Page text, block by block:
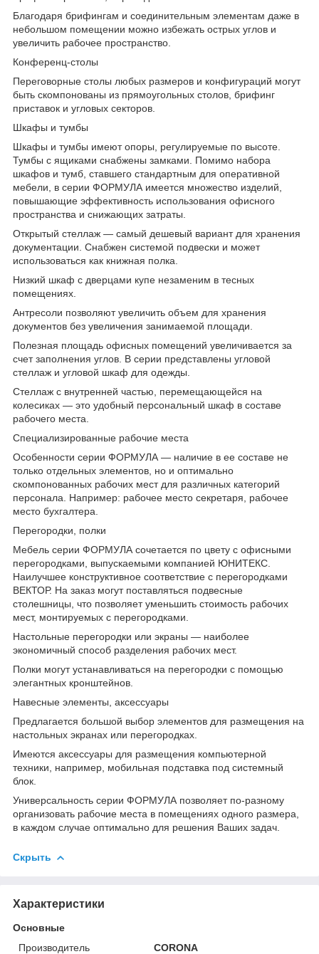
Благодаря брифингам и соединительным элементам даже в
небольшом помещении можно избежать острых углов и
увеличить рабочее пространство.
Конференц-столы
Переговорные столы любых размеров и конфигураций могут
быть скомпонованы из прямоугольных столов, брифинг
приставок и угловых секторов.
Шкафы и тумбы
Шкафы и тумбы имеют опоры, регулируемые по высоте.
Тумбы с ящиками снабжены замками. Помимо набора
шкафов и тумб, ставшего стандартным для оперативной
мебели, в серии ФОРМУЛА имеется множество изделий,
повышающие эффективность использования офисного
пространства и снижающих затраты.
Открытый стеллаж — самый дешевый вариант для хранения
документации. Снабжен системой подвески и может
использоваться как книжная полка.
Низкий шкаф с дверцами купе незаменим в тесных
помещениях.
Антресоли позволяют увеличить объем для хранения
документов без увеличения занимаемой площади.
Полезная площадь офисных помещений увеличивается за
счет заполнения углов. В серии представлены угловой
стеллаж и угловой шкаф для одежды.
Стеллаж с внутренней частью, перемещающейся на
колесиках — это удобный персональный шкаф в составе
рабочего места.
Специализированные рабочие места
Особенности серии ФОРМУЛА — наличие в ее составе не
только отдельных элементов, но и оптимально
скомпонованных рабочих мест для различных категорий
персонала. Например: рабочее место секретаря, рабочее
место бухгалтера.
Перегородки, полки
Мебель серии ФОРМУЛА сочетается по цвету с офисными
перегородками, выпускаемыми компанией ЮНИТЕКС.
Наилучшее конструктивное соответствие с перегородками
ВЕКТОР. На заказ могут поставляться подвесные
столешницы, что позволяет уменьшить стоимость рабочих
мест, монтируемых с перегородками.
Настольные перегородки или экраны — наиболее
экономичный способ разделения рабочих мест.
Полки могут устанавливаться на перегородки с помощью
элегантных кронштейнов.
Навесные элементы, аксессуары
Предлагается большой выбор элементов для размещения на
настольных экранах или перегородках.
Имеются аксессуары для размещения компьютерной
техники, например, мобильная подставка под системный
блок.
Универсальность серии ФОРМУЛА позволяет по-разному
организовать рабочие места в помещениях одного размера,
в каждом случае оптимально для решения Ваших задач.
Скрыть
Характеристики
Основные
Производитель
CORONA